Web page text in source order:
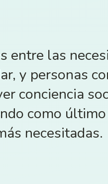
entre las
y personas
conciencia
como
necesitadas.